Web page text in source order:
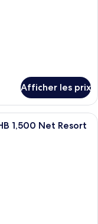
Afficher les prix
1,500 Net Resort